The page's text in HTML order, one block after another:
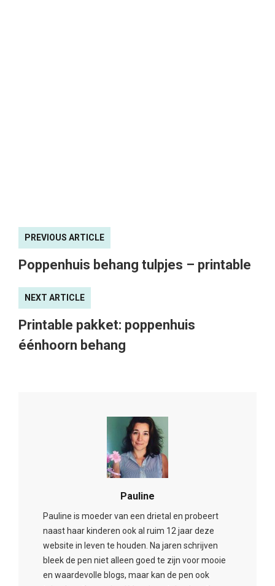
PREVIOUS ARTICLE
Poppenhuis behang tulpjes – printable
NEXT ARTICLE
Printable pakket: poppenhuis
éénhoorn behang
Pauline
Pauline is moeder van een drietal en probeert
naast haar kinderen ook al ruim 12 jaar deze
website in leven te houden. Na jaren schrijven
bleek de pen niet alleen goed te zijn voor mooie
en waardevolle blogs, maar kan de pen ook